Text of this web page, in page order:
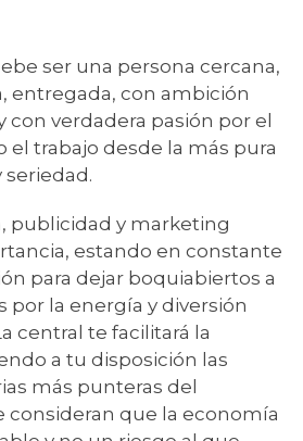
ser una persona cercana,
entregada, con ambición
con verdadera pasión por el
el trabajo desde la más pura
publicidad y marketing
estando en constante
para dejar boquiabiertos a
por la energía y diversión
central te facilitará la
a tu disposición las
más punteras del
consideran que la economía